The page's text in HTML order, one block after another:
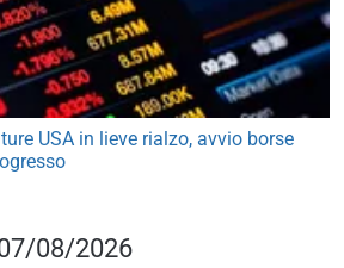
USA in lieve rialzo, avvio borse
08/2026